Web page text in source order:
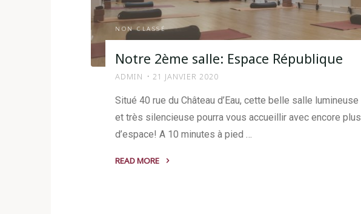
NON CLASSÉ
Notre 2ème salle: Espace République
ADMIN 21 JANVIER 2020
Situé 40 rue du Château d’Eau, cette belle salle lumineuse
et très silencieuse pourra vous accueillir avec encore plus
d’espace! A 10 minutes à pied …
READ MORE